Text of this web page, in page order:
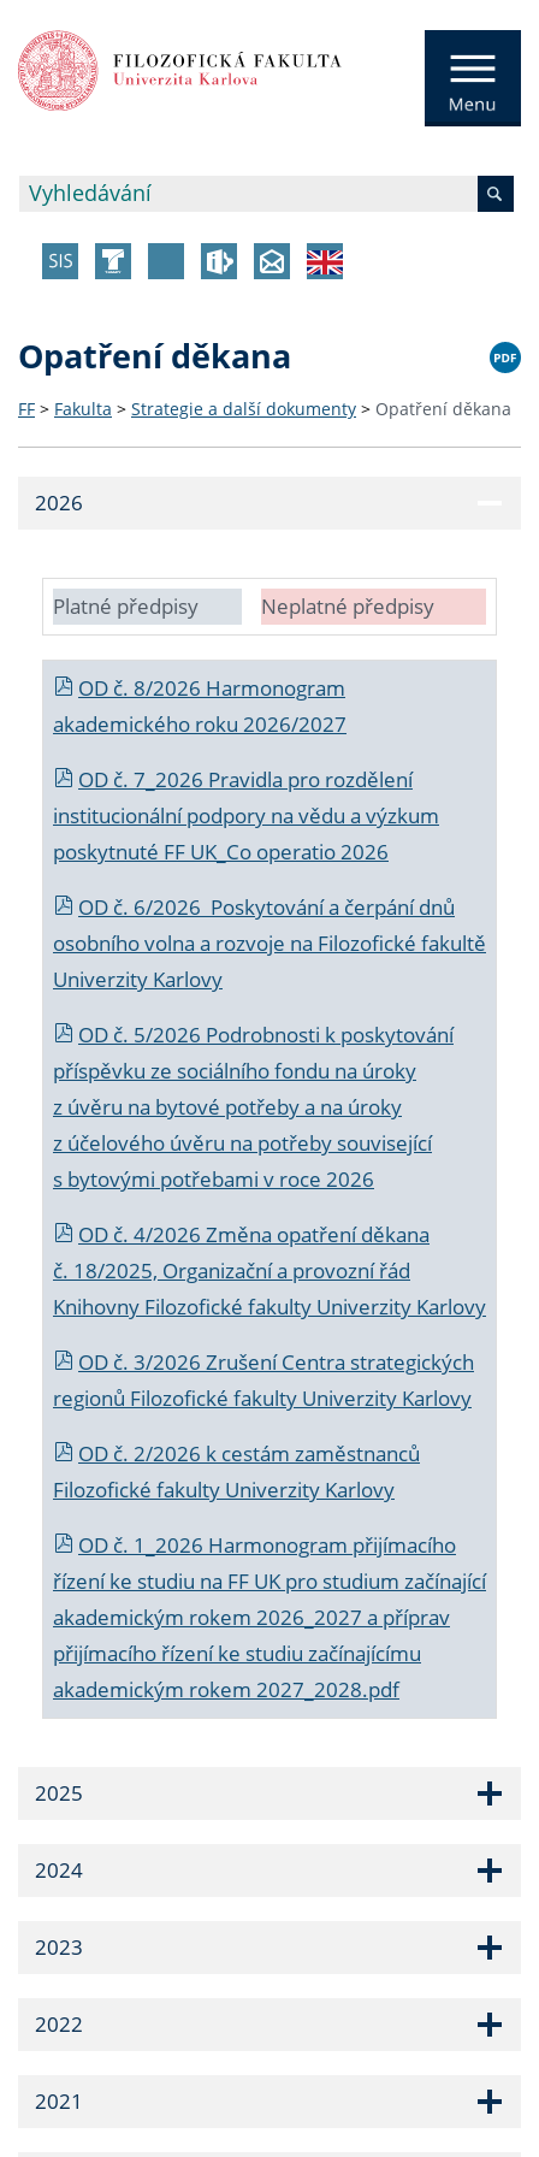
Opatření děkana
FF > Fakulta > Strategie a další dokumenty > Opatření děkana
2026
Platné předpisy Neplatné předpisy
OD č. 8/2026 Harmonogram
akademického roku 2026/2027
OD č. 7_2026 Pravidla pro rozdělení
institucionální podpory na vědu a výzkum
poskytnuté FF UK_Co operatio 2026
OD č. 6/2026 Poskytování a čerpání dnů
osobního volna a rozvoje na Filozofické fakultě
Univerzity Karlovy
OD č. 5/2026 Podrobnosti k poskytování
příspěvku ze sociálního fondu na úroky
z úvěru na bytové potřeby a na úroky
z účelového úvěru na potřeby související
s bytovými potřebami v roce 2026
OD č. 4/2026 Změna opatření děkana
č. 18/2025, Organizační a provozní řád
Knihovny Filozofické fakulty Univerzity Karlovy
OD č. 3/2026 Zrušení Centra strategických
regionů Filozofické fakulty Univerzity Karlovy
OD č. 2/2026 k cestám zaměstnanců
Filozofické fakulty Univerzity Karlovy
OD č. 1_2026 Harmonogram přijímacího
řízení ke studiu na FF UK pro studium začínající
akademickým rokem 2026_2027 a příprav
přijímacího řízení ke studiu začínajícímu
akademickým rokem 2027_2028.pdf
2025
2024
2023
2022
2021